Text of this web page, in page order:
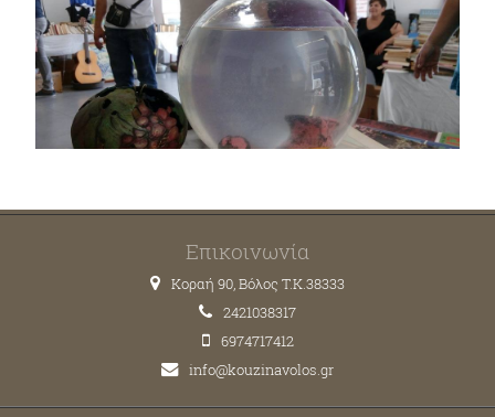
Επικοινωνία
Κοραή 90, Βόλος T.K.38333
2421038317
6974717412
info@kouzinavolos.gr